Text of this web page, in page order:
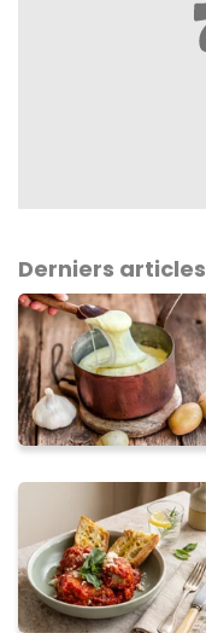
Derniers articles